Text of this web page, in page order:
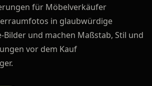
für Möbelverkäufer
in glaubwürdige
Bilder und machen Maßstab, Stil und
vor dem Kauf